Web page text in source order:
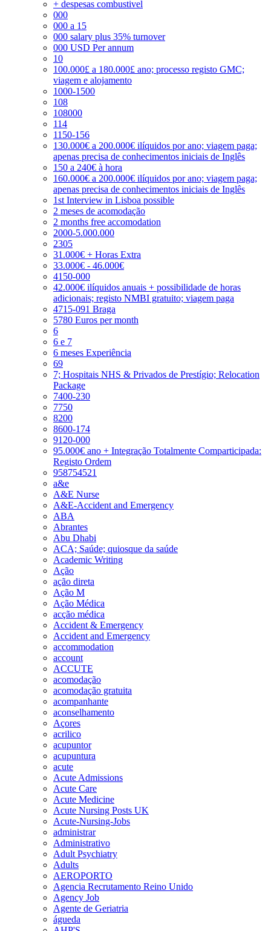
+ despesas combustivel
000
000 a 15
000 salary plus 35% turnover
000 USD Per annum
10
100.000£ a 180.000£ ano; processo registo GMC;
viagem e alojamento
1000-1500
108
108000
114
1150-156
130.000€ a 200.000€ ilíquidos por ano; viagem paga;
apenas precisa de conhecimentos iniciais de Inglês
150 a 240€ à hora
160.000€ a 200.000€ ilíquidos por ano; viagem paga;
apenas precisa de conhecimentos iniciais de Inglês
1st Interview in Lisboa possible
2 meses de acomodação
2 months free accomodation
2000-5.000.000
2305
31.000€ + Horas Extra
33.000€ - 46.000€
4150-000
42.000€ ilíquidos anuais + possibilidade de horas
adicionais; registo NMBI gratuito; viagem paga
4715-091 Braga
5780 Euros per month
6
6 e 7
6 meses Experiência
69
7; Hospitais NHS & Privados de Prestígio; Relocation
Package
7400-230
7750
8200
8600-174
9120-000
95.000€ ano + Integração Totalmente Comparticipada:
Registo Ordem
958754521
a&e
A&E Nurse
A&E-Accident and Emergency
ABA
Abrantes
Abu Dhabi
ACA; Saúde; quiosque da saúde
Academic Writing
Ação
ação direta
Ação M
Ação Médica
acção médica
Accident & Emergency
Accident and Emergency
accommodation
account
ACCUTE
acomodação
acomodação gratuita
acompanhante
aconselhamento
Açores
acrilico
acupuntor
acupuntura
acute
Acute Admissions
Acute Care
Acute Medicine
Acute Nursing Posts UK
Acute-Nursing-Jobs
administrar
Administrativo
Adult Psychiatry
Adults
AEROPORTO
Agencia Recrutamento Reino Unido
Agency Job
Agente de Geriatria
águeda